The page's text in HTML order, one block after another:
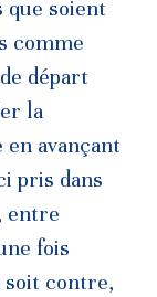
que soient
comme
départ
la
avançant
pris dans
entre
fois
soit contre,